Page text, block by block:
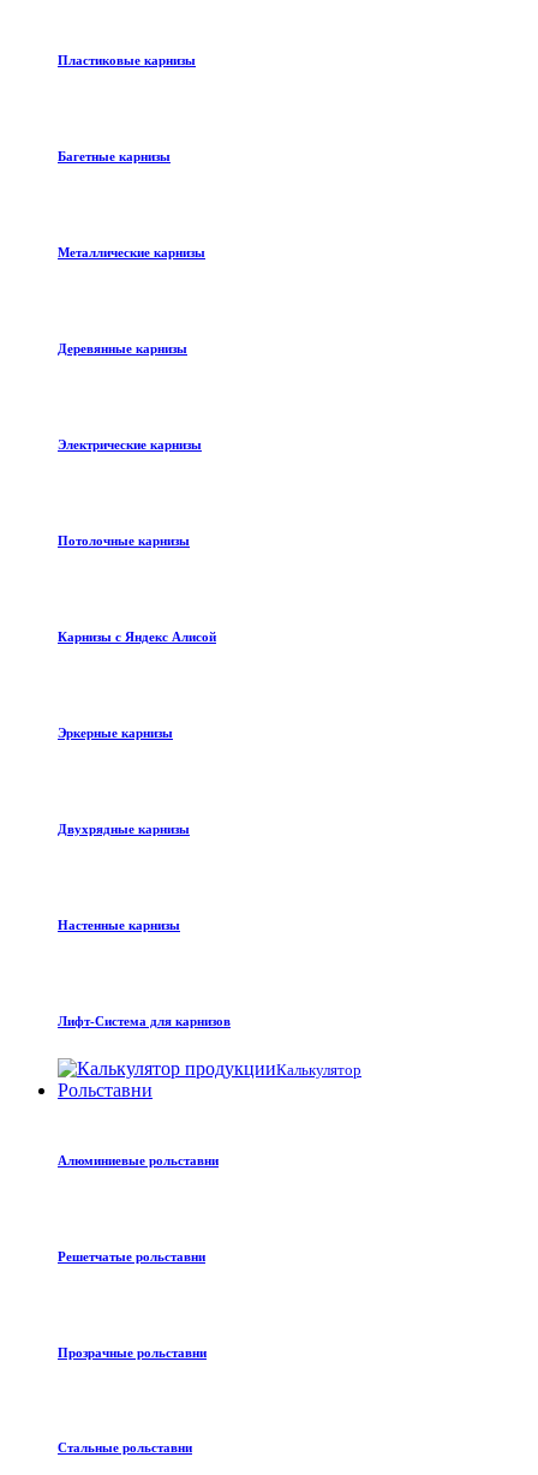
Пластиковые карнизы
Багетные карнизы
Металлические карнизы
Деревянные карнизы
Электрические карнизы
Потолочные карнизы
Карнизы с Яндекс Алисой
Эркерные карнизы
Двухрядные карнизы
Настенные карнизы
Лифт-Система для карнизов
Калькулятор
Рольставни
Алюминиевые рольставни
Решетчатые рольставни
Прозрачные рольставни
Стальные рольставни